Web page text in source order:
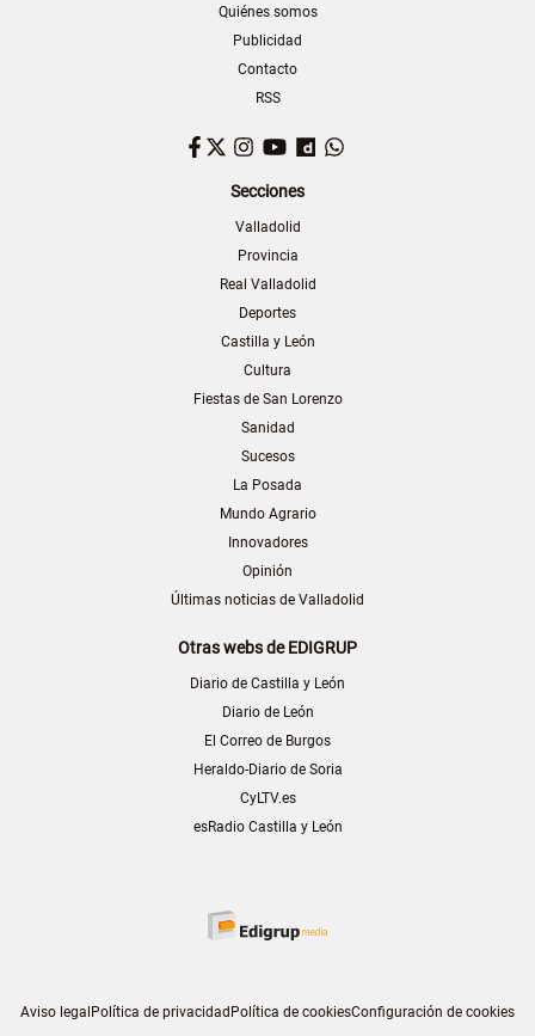
Quiénes somos
Publicidad
Contacto
RSS
Facebook
TwitterInstagram
YouTubeDailymotion
Secciones
Valladolid
Provincia
Real Valladolid
Deportes
Castilla y León
Cultura
Fiestas de San Lorenzo
Sanidad
Sucesos
La Posada
Mundo Agrario
Innovadores
Opinión
Últimas noticias de Valladolid
Otras webs de EDIGRUP
Diario de Castilla y León
Diario de León
El Correo de Burgos
Heraldo-Diario de Soria
CyLTV.es
esRadio Castilla y León
Aviso legal Política de privacidad Política de cookiesConfiguración de cookies